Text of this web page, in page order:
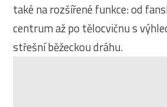
také na rozšířené funkce: od
centrum až po tělocvičnu s
střešní běžeckou dráhu.